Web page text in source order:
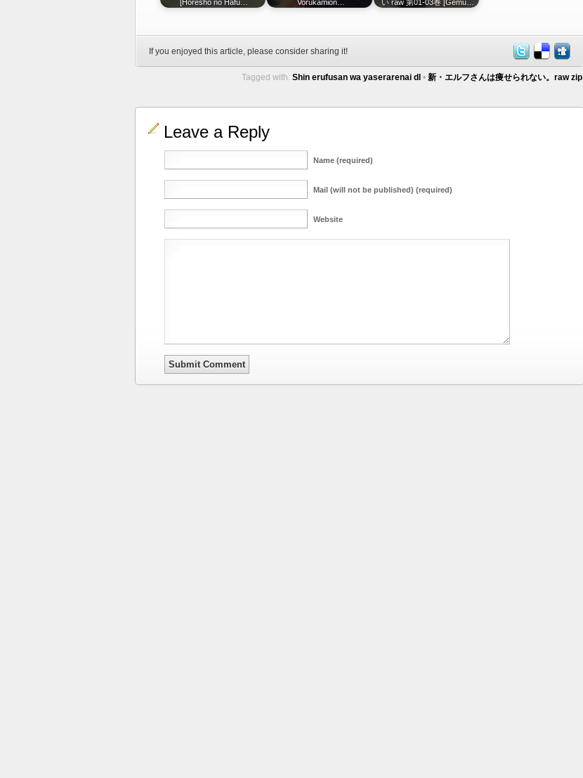
[Horesho no Hafu…
Vorukamion…
い raw 第01-03巻 [Gemu…
If you enjoyed this article, please consider sharing it!
Tagged with: Shin erufusan wa yaserarenai dl • 新・エルフさんは痩せられない。raw zip
Leave a Reply
Name (required)
Mail (will not be published) (required)
Website